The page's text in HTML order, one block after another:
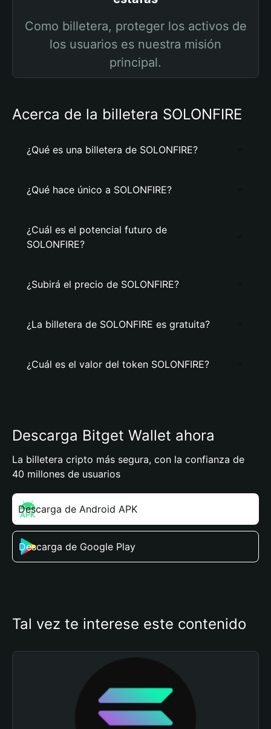
Como billetera, proteger los activos de
los usuarios es nuestra misión
principal.
Acerca de la billetera SOLONFIRE
¿Qué es una billetera de SOLONFIRE?
¿Qué hace único a SOLONFIRE?
¿Cuál es el potencial futuro de
SOLONFIRE?
¿Subirá el precio de SOLONFIRE?
¿La billetera de SOLONFIRE es gratuita?
¿Cuál es el valor del token SOLONFIRE?
Descarga Bitget Wallet ahora
La billetera cripto más segura, con la confianza de
40 millones de usuarios
Descarga de Android APK
Descarga de Google Play
Tal vez te interese este contenido